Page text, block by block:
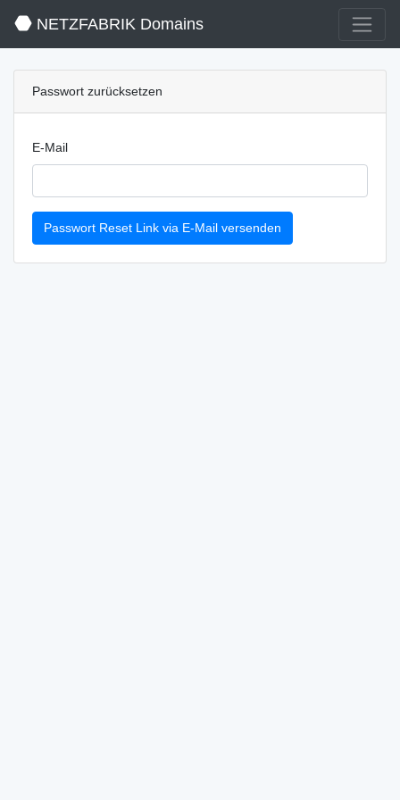
NETZFABRIK Domains
Passwort zurücksetzen
E-Mail
Passwort Reset Link via E-Mail versenden